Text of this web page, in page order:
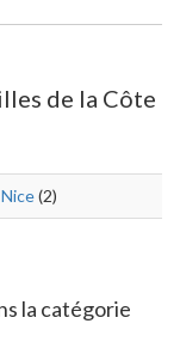
de la Côte
Nice(2)
la catégorie